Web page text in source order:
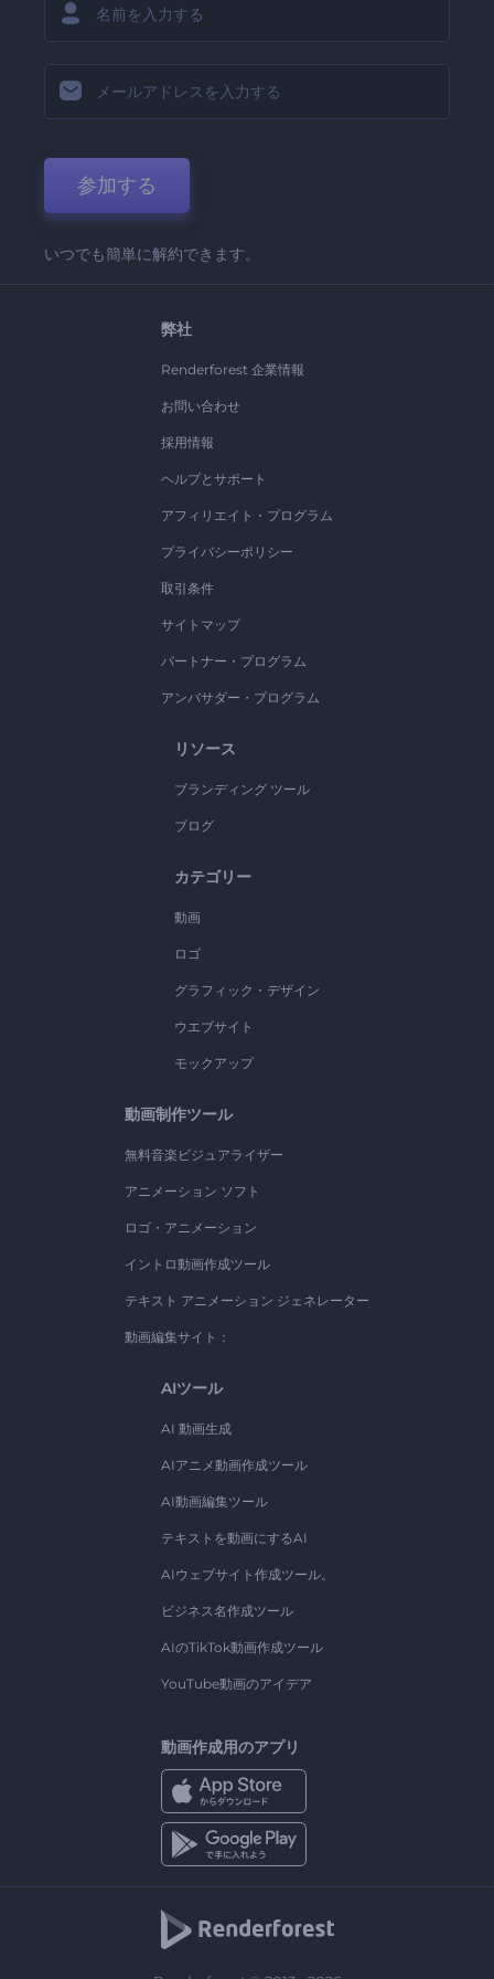
参加する
いつでも簡単に解約できます。
弊社
Renderforest 企業情報
お問い合わせ
採用情報
ヘルプとサポート
アフィリエイト・プログラム
プライバシーポリシー
取引条件
サイトマップ
パートナー・プログラム
アンバサダー・プログラム
リソース
ブランディング ツール
ブログ
カテゴリー
動画
ロゴ
グラフィック・デザイン
ウエブサイト
モックアップ
動画制作ツール
無料音楽ビジュアライザー
アニメーション ソフト
ロゴ・アニメーション
イントロ動画作成ツール
テキスト アニメーション ジェネレーター
動画編集サイト：
AIツール
AI 動画生成
AIアニメ動画作成ツール
AI動画編集ツール
テキストを動画にするAI
AIウェブサイト作成ツール。
ビジネス名作成ツール
AIのTikTok動画作成ツール
YouTube動画のアイデア
動画作成用のアプリ